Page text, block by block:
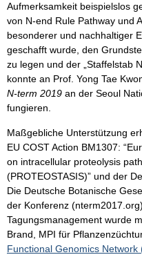
Aufmerksamkeit beispielslos
von N-end Rule Pathway und
besonderer und nachhaltiger
geschafft wurde, den
zu legen und der „Staffelstab
konnte an Prof. Yong Tae
N-term 2019 an der Seoul
fungieren.
Maßgebliche Unterstützung
EU COST Action BM1307:
on intracellular proteolysis
(PROTEOSTASIS)” und der
Die Deutsche Botanische
der Konferenz
Tagungsmanagement wurde
Brand, MPI für
Functional Genomics Network